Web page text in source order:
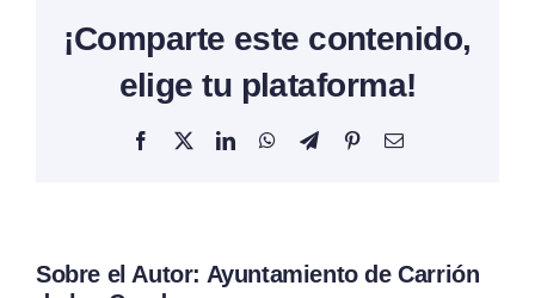
¡Comparte este contenido,
elige tu plataforma!
Facebook
X LinkedInWhatsAppTelegramPinterestCorreo
Sobre el Autor: Ayuntamiento de Carrión